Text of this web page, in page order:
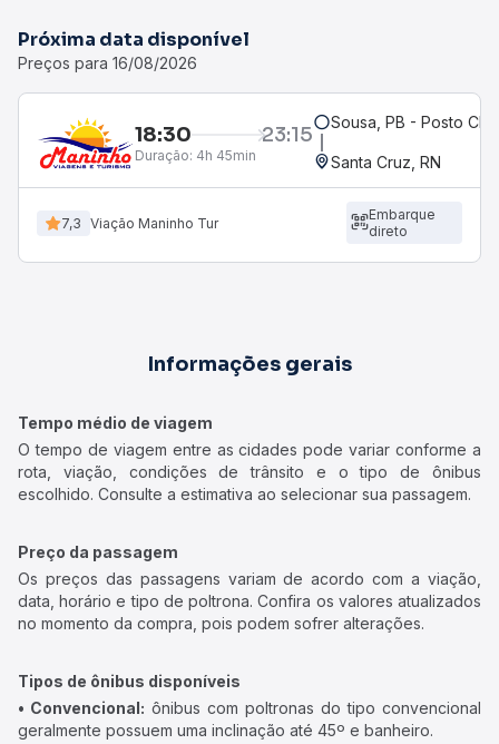
Próxima data disponível
Preços para 16/08/2026
18:30 23:15
Duração: 4h 45min
Sousa, PB - Posto
Santa Cruz, RN
7,3 Viação Maninho Tur
Embarque
direto
Informações gerais
Tempo médio de viagem
O tempo de viagem entre as cidades pode variar conforme a
rota, viação, condições de trânsito e o tipo de ônibus
escolhido. Consulte a estimativa ao selecionar sua passagem.
Preço da passagem
Os preços das passagens variam de acordo com a viação,
data, horário e tipo de poltrona. Confira os valores atualizados
no momento da compra, pois podem sofrer alterações.
Tipos de ônibus disponíveis
• Convencional: ônibus com poltronas do tipo convencional
geralmente possuem uma inclinação até 45º e banheiro.